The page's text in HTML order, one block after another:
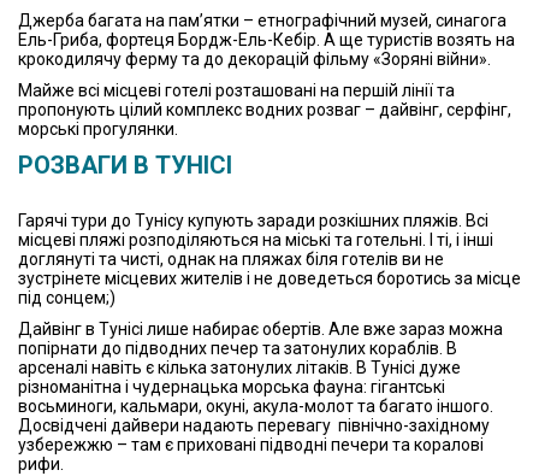
Джерба багата на пам’ятки – етнографічний музей, синагога
Ель-Гриба, фортеця Бордж-Ель-Кебір. А ще туристів возять на
крокодилячу ферму та до декорацій фільму «Зоряні війни».
Майже всі місцеві готелі розташовані на першій лінії та
пропонують цілий комплекс водних розваг – дайвінг, серфінг,
морські прогулянки.
РОЗВАГИ В ТУНІСІ
Гарячі тури до Тунісу купують заради розкішних пляжів. Всі
місцеві пляжі розподіляються на міські та готельні. І ті, і інші
доглянуті та чисті, однак на пляжах біля готелів ви не
зустрінете місцевих жителів і не доведеться боротись за місце
під сонцем;)
Дайвінг в Тунісі лише набирає обертів. Але вже зараз можна
попірнати до підводних печер та затонулих кораблів. В
арсеналі навіть є кілька затонулих літаків. В Тунісі дуже
різноманітна і чудернацька морська фауна: гігантські
восьминоги, кальмари, окуні, акула-молот та багато іншого.
Досвідчені дайвери надають перевагу північно-західному
узбережжю – там є приховані підводні печери та коралові
рифи.